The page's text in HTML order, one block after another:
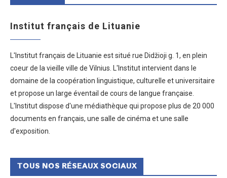
Institut français de Lituanie
L'Institut français de Lituanie est situé rue Didžioji g. 1, en plein
coeur de la vieille ville de Vilnius. L'Institut intervient dans le
domaine de la coopération linguistique, culturelle et universitaire
et propose un large éventail de cours de langue française.
L'Institut dispose d'une médiathèque qui propose plus de 20 000
documents en français, une salle de cinéma et une salle
d'exposition.
TOUS NOS RÉSEAUX SOCIAUX